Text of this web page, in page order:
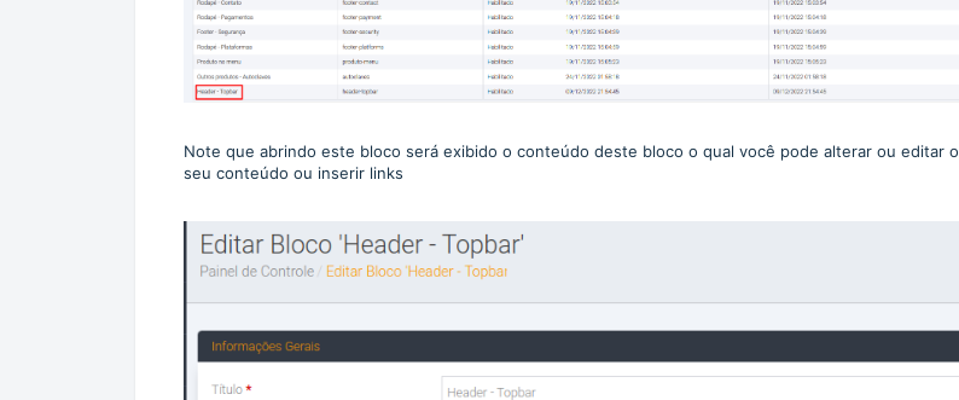
Note que abrindo este bloco será exibido o conteúdo deste bloco o qual você pode alterar ou editar o
seu conteúdo ou inserir links